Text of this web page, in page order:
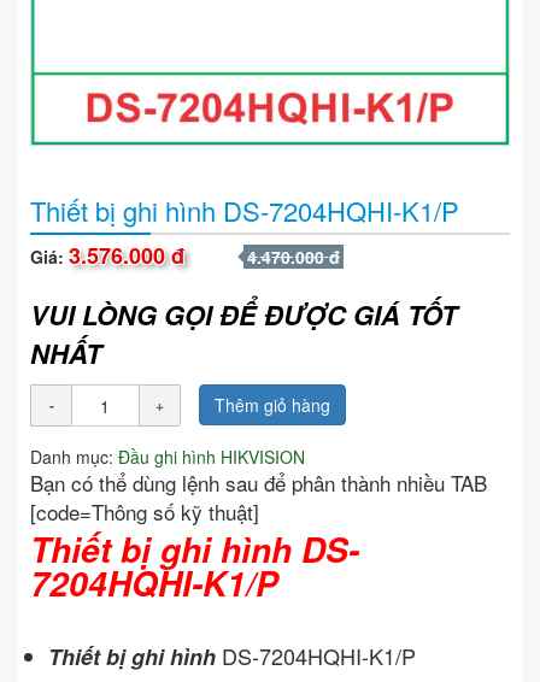
Thiết bị ghi hình DS-7204HQHI-K1/P
Giá: 3.576.000 đ 4.470.000 đ
VUI LÒNG GỌI ĐỂ ĐƯỢC GIÁ TỐT
NHẤT
Thêm giỏ hàng
Danh mục: Đầu ghi hình HIKVISION
Bạn có thể dùng lệnh sau để phân thành nhiều TAB
[code=Thông số kỹ thuật]
Thiết bị ghi hình DS-
7204HQHI-K1/P
Thiết bị ghi hình DS-7204HQHI-K1/P